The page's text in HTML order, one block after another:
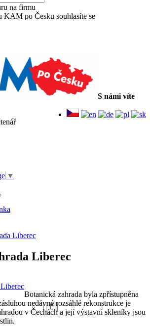
na firmu
KAM po Česku souhlasíte se
S námi víte
▼
Liberec
Liberec
Botanická zahrada byla zpřístupněna
nedávné rozsáhlé rekonstrukce je
v Čechách a její výstavní skleníky jsou